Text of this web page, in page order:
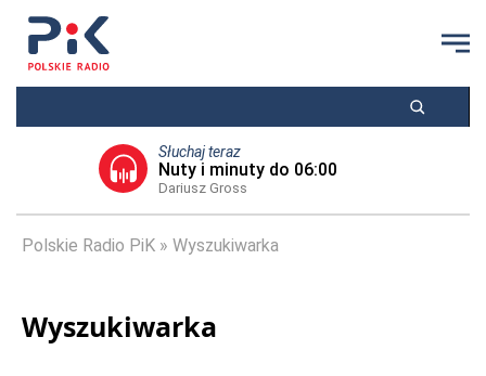
Słuchaj teraz
Nuty i minuty do 06:00
Dariusz Gross
Polskie Radio PiK Wyszukiwarka
Wyszukiwarka